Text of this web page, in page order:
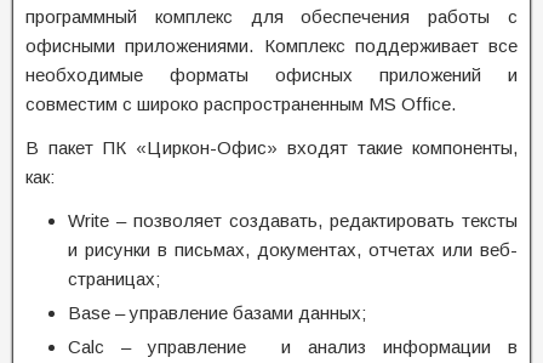
программный комплекс для обеспечения работы с
офисными приложениями. Комплекс поддерживает все
необходимые форматы офисных приложений и
совместим с широко распространенным MS Office.
В пакет ПК «Циркон-Офис» входят такие компоненты,
как:
Write – позволяет создавать, редактировать тексты
и рисунки в письмах, документах, отчетах или веб-
страницах;
Base – управление базами данных;
Calc – управление и анализ информации в